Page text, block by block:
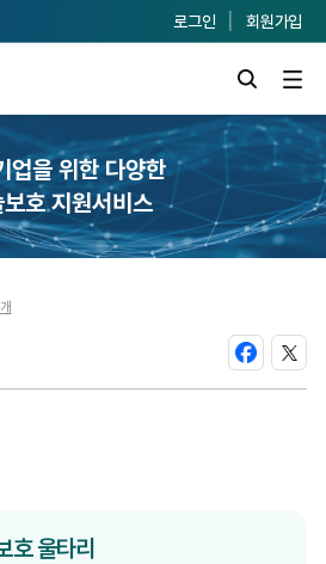
로그인 회원가입
업을 위한 다양한
호 지원서비스
호 울타리